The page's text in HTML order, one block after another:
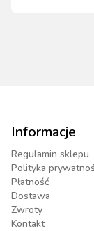
Informacje
Regulamin sklepu
Polityka
Płatność
Dostawa
Zwroty
Kontakt